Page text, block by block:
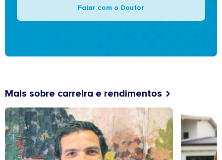
Falar com o Doutor
Mais sobre carreira e rendimentos